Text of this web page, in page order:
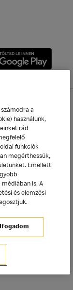
a
használunk,
rád
funkciók
megérthessük,
Emellett
médiában is. A
és elemzési